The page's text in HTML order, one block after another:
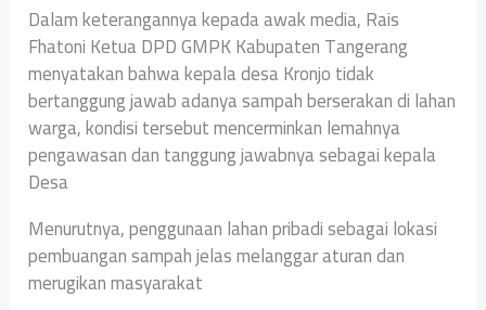
Dalam keterangannya kepada awak media, Rais
Fhatoni Ketua DPD GMPK Kabupaten Tangerang
menyatakan bahwa kepala desa Kronjo tidak
bertanggung jawab adanya sampah berserakan di lahan
warga, kondisi tersebut mencerminkan lemahnya
pengawasan dan tanggung jawabnya sebagai kepala
Desa
Menurutnya, penggunaan lahan pribadi sebagai lokasi
pembuangan sampah jelas melanggar aturan dan
merugikan masyarakat